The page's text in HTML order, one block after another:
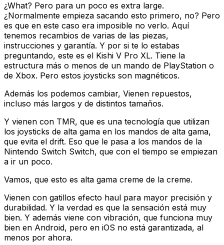
¿What? Pero para un poco es extra large.
¿Normalmente empieza sacando esto primero, no? Pero
es que en este caso era imposible no verlo. Aquí
tenemos recambios de varias de las piezas,
instrucciones y garantía. Y por si te lo estabas
preguntando, este es el Kishi V Pro XL. Tiene la
estructura más o menos de un mando de PlayStation o
de Xbox. Pero estos joysticks son magnéticos.
Además los podemos cambiar, Vienen repuestos,
incluso más largos y de distintos tamaños.
Y vienen con TMR, que es una tecnología que utilizan
los joysticks de alta gama en los mandos de alta gama,
que evita el drift. Eso que le pasa a los mandos de la
Nintendo Switch Switch, que con el tiempo se empiezan
a ir un poco.
Vamos, que esto es alta gama creme de la creme.
Vienen con gatillos efecto haul para mayor precisión y
durabilidad. Y la verdad es que la sensación está muy
bien. Y además viene con vibración, que funciona muy
bien en Android, pero en iOS no está garantizada, al
menos por ahora.